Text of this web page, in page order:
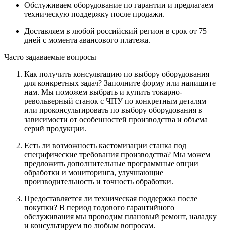
Обслуживаем оборудование по гарантии и предлагаем
техническую поддержку после продажи.
Доставляем в любой российский регион в срок от 75
дней с момента авансового платежа.
Часто задаваемые вопросы
Как получить консультацию по выбору оборудования
для конкретных задач? Заполните форму или напишите
нам. Мы поможем выбрать и купить токарно-
револьверный станок с ЧПУ по конкретным деталям
или проконсультировать по выбору оборудования в
зависимости от особенностей производства и объема
серий продукции.
Есть ли возможность кастомизации станка под
специфические требования производства? Мы можем
предложить дополнительные программные опции
обработки и мониторинга, улучшающие
производительность и точность обработки.
Предоставляется ли техническая поддержка после
покупки? В период годового гарантийного
обслуживания мы проводим плановый ремонт, наладку
и консультируем по любым вопросам.